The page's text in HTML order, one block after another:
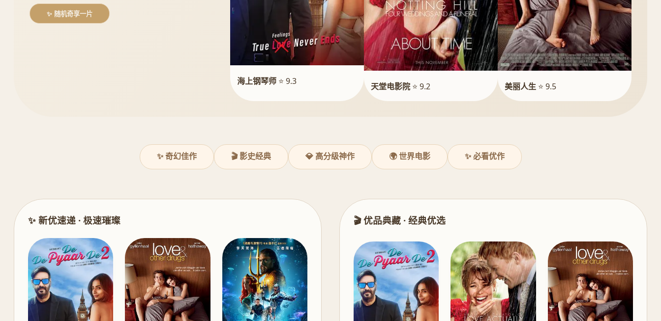
✨ 随机奇享一片
海上钢琴师 ⭐ 9.3
天堂电影院 ⭐ 9.2 美丽人生 ⭐ 9.5
✨ 奇幻佳作 🎬 影史经典 💎 高分级神作 🌍 世界电影 ✨ 必看优作
✨ 新优速递 · 极速璀璨 🎬 优品典藏 · 经典优选